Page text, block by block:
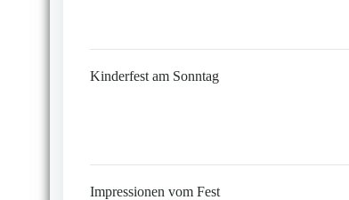
Kinderfest am Sonntag
Impressionen vom Fest